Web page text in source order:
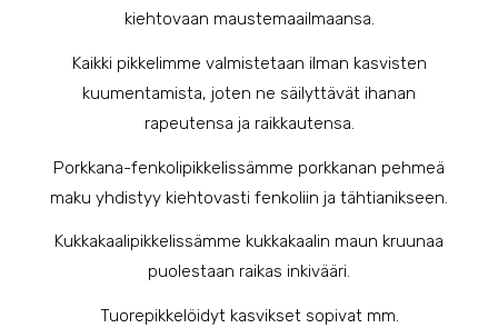
kiehtovaan maustemaailmaansa.
Kaikki pikkelimme valmistetaan ilman kasvisten
kuumentamista, joten ne säilyttävät ihanan
rapeutensa ja raikkautensa.
Porkkana-fenkolipikkelissämme porkkanan pehmeä
maku yhdistyy kiehtovasti fenkoliin ja tähtianikseen.
Kukkakaalipikkelissämme kukkakaalin maun kruunaa
puolestaan raikas inkivääri.
Tuorepikkelöidyt kasvikset sopivat mm.